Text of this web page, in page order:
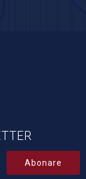
Abonare